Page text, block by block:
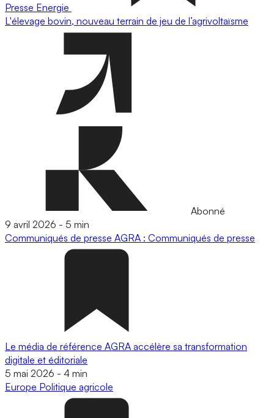
Presse Energie
L'élevage bovin, nouveau terrain de jeu de l’agrivoltaïsme
Abonné
9 avril 2026 - 5 min
Communiqués de presse AGRA : Communiqués de presse
Le média de référence AGRA accélère sa transformation
digitale et éditoriale
5 mai 2026 - 4 min
Europe Politique agricole